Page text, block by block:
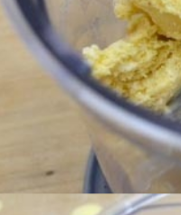
unite anche i cubetti